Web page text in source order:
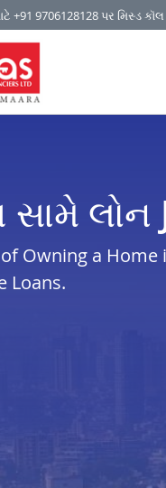
+91 9706128128પર મિસ્ડ
લોન
Owning a
Loans.